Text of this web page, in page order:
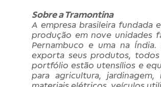
Sobre a Tramontina
A empresa brasileira
produção em nove unidades
Pernambuco e uma na
exporta seus produtos,
portfólio estão utensílios e
para agricultura,